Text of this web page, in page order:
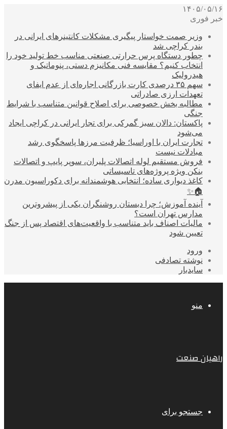
۱۴۰۵/۰۵/۱۶
خبر فوری
وزیر صمت خواستار پیگیری مشکلات کانتینرهای ایرانی در
بندر کراچی شد
چطور دستگاه پرس حرارتی صنعتی مناسب خط تولید خود را
انتخاب کنیم؟ مقایسه فنی مکانیزم دستی، پنوماتیک و
هیدرولیک
سهم ۳۵ درصدی کارت بازرگانی اجاره‌ای از عدم ایفای
تعهدات ارزی صادراتی
مطالبه بخش خصوصی برای اصلاح قوانین متناسب با شرایط
جنگی
پاکستان: دالان سبز گمرکی برای تجار ایرانی در کراچی ایجاد
می‌شود
تجارت ایران با اوراسیا؛ ظرفیت مرزها پاسخگوی رشد
مبادلات نیست
فروش مستقیم لوله اتصالات پلیران، سوپر پایپ و اتصالات
بنکن ویژه پروژه‌های تاسیساتی
کاغذ دیواری ساده؛ انتخابی هوشمندانه برای دکوراسیون مدرن
🏠✨
آینده آموزش؛ چرا دبستان روشنگران یکی از پیشروترین
مدارس تهران است؟
مالیات اصناف باید متناسب با واقعیت‌های اقتصاد پس از جنگ
تعیین شود
ورود
نوشته تصادفی
سایدبار
منو
راهیان صنعت
جستجو برای